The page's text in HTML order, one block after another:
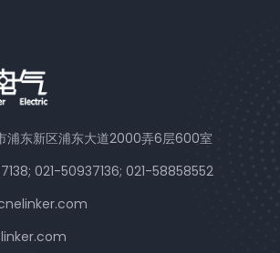
浦东新区浦东大道2000弄6层600室
021-50937136; 021-58858552